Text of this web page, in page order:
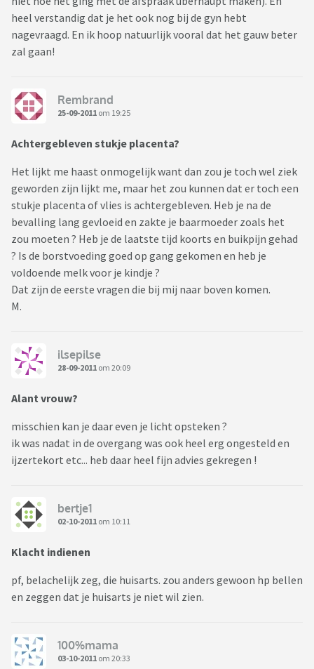
heel verstandig dat je het ook nog bij de gyn hebt
nagevraagd. En ik hoop natuurlijk vooral dat het gauw beter
zal gaan!
Rembrand
25-09-2011 om 19:25
Achtergebleven stukje placenta?
Het lijkt me haast onmogelijk want dan zou je toch wel ziek
geworden zijn lijkt me, maar het zou kunnen dat er toch een
stukje placenta of vlies is achtergebleven. Heb je na de
bevalling lang gevloeid en zakte je baarmoeder zoals het
zou moeten ? Heb je de laatste tijd koorts en buikpijn gehad
? Is de borstvoeding goed op gang gekomen en heb je
voldoende melk voor je kindje ?
Dat zijn de eerste vragen die bij mij naar boven komen.
M.
ilsepilse
28-09-2011 om 20:09
Alant vrouw?
misschien kan je daar even je licht opsteken ?
ik was nadat in de overgang was ook heel erg ongesteld en
ijzertekort etc... heb daar heel fijn advies gekregen !
bertje1
02-10-2011 om 10:11
Klacht indienen
pf, belachelijk zeg, die huisarts. zou anders gewoon hp bellen
en zeggen dat je huisarts je niet wil zien.
100%mama
03-10-2011 om 20:33